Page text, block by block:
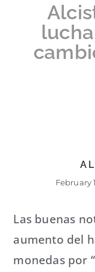
February
Las buenas
aumento del
monedas por